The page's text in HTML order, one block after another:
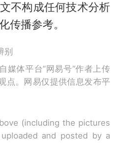
不构成任何技术分析
传播参考。
别
媒体平台“网易号”作者上传
点。网易仅提供信息发布平
(including the pictures
and posted by a